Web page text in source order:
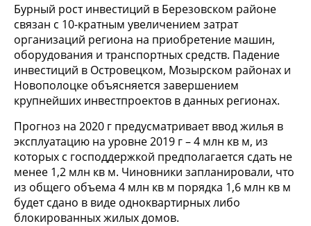
Бурный рост инвестиций в Березовском районе
связан с 10-кратным увеличением затрат
организаций региона на приобретение машин,
оборудования и транспортных средств. Падение
инвестиций в Островецком, Мозырском районах и
Новополоцке объясняется завершением
крупнейших инвестпроектов в данных регионах.
Прогноз на 2020 г предусматривает ввод жилья в
эксплуатацию на уровне 2019 г – 4 млн кв м, из
которых с господдержкой предполагается сдать не
менее 1,2 млн кв м. Чиновники запланировали, что
из общего объема 4 млн кв м порядка 1,6 млн кв м
будет сдано в виде одноквартирных либо
блокированных жилых домов.